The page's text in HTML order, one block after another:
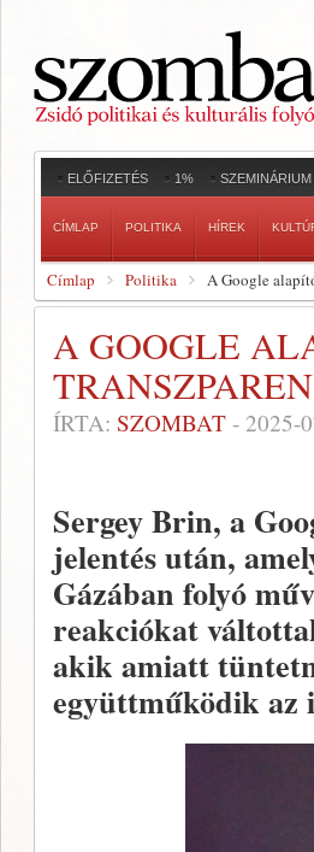
ELŐFIZETÉS 1% SZEMINÁRIUM
CÍMLAP POLITIKA HÍREK
Címlap Politika A Google
A GOOGLE
ÍRTA: SZOMBAT - 2025-
Sergey Brin, a
jelentés után,
Gázában folyó
reakciókat
akik amiatt
együttműködik az